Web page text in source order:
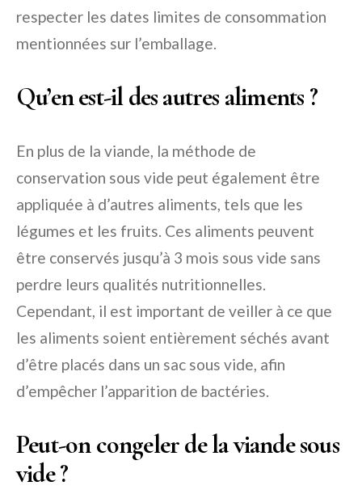
respecter les dates limites de consommation
mentionnées sur l’emballage.
Qu’en est-il des autres aliments ?
En plus de la viande, la méthode de
conservation sous vide peut également être
appliquée à d’autres aliments, tels que les
légumes et les fruits. Ces aliments peuvent
être conservés jusqu’à 3 mois sous vide sans
perdre leurs qualités nutritionnelles.
Cependant, il est important de veiller à ce que
les aliments soient entièrement séchés avant
d’être placés dans un sac sous vide, afin
d’empêcher l’apparition de bactéries.
Peut-on congeler de la viande sous
vide ?